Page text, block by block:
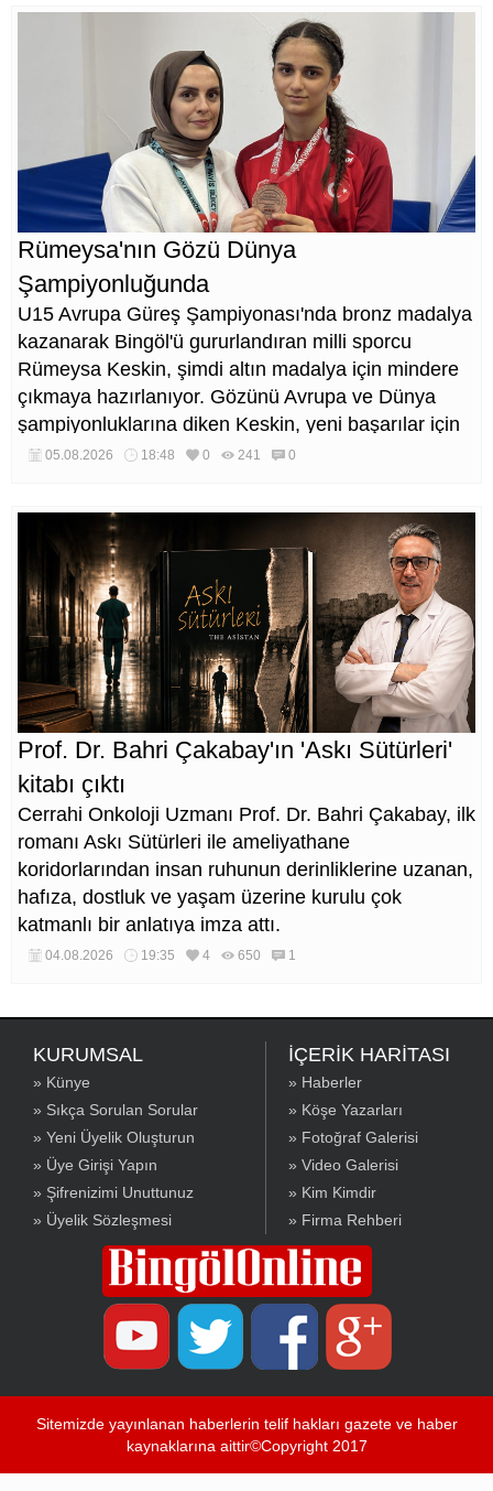
Rümeysa'nın Gözü Dünya
Şampiyonluğunda
U15 Avrupa Güreş Şampiyonası'nda bronz madalya
kazanarak Bingöl'ü gururlandıran milli sporcu
Rümeysa Keskin, şimdi altın madalya için mindere
çıkmaya hazırlanıyor. Gözünü Avrupa ve Dünya
şampiyonluklarına diken Keskin, yeni başarılar için
çalışmalarını sürdürüyor.
05.08.2026 18:48 0 241 0
Prof. Dr. Bahri Çakabay'ın 'Askı Sütürleri'
kitabı çıktı
Cerrahi Onkoloji Uzmanı Prof. Dr. Bahri Çakabay, ilk
romanı Askı Sütürleri ile ameliyathane
koridorlarından insan ruhunun derinliklerine uzanan,
hafıza, dostluk ve yaşam üzerine kurulu çok
katmanlı bir anlatıya imza attı.
04.08.2026 19:35 4 650 1
KURUMSAL
» Künye
» Sıkça Sorulan Sorular
» Yeni Üyelik Oluşturun
» Üye Girişi Yapın
» Şifrenizimi Unuttunuz
» Üyelik Sözleşmesi
İÇERİK HARİTASI
» Haberler
» Köşe Yazarları
» Fotoğraf Galerisi
» Video Galerisi
» Kim Kimdir
» Firma Rehberi
Sitemizde yayınlanan haberlerin telif hakları gazete ve haber
kaynaklarına aittir©Copyright 2017